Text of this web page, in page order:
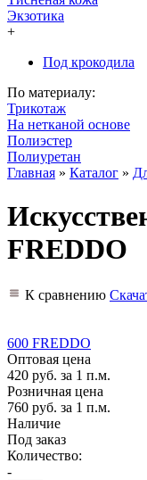
Экзотика
+
Под крокодила
По материалу:
Трикотаж
На нетканой основе
Полиэстер
Полиуретан
Главная » Каталог »
FREDDO
К сравнению
600 FREDDO
Оптовая цена
420 руб. за 1 п.м.
Розничная цена
760 руб. за 1 п.м.
Наличие
Под заказ
Количество:
-